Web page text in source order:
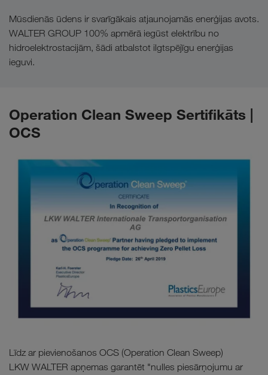
Mūsdienās ūdens ir svarīgākais atjaunojamās enerģijas avots.
WALTER GROUP 100% apmērā iegūst elektrību no
hidroelektrostacijām, šādi atbalstot ilgtspējīgu enerģijas
ieguvi.
Operation Clean Sweep Sertifikāts |
OCS
Līdz ar pievienošanos OCS (Operation Clean Sweep)
LKW WALTER apņemas garantēt "nulles piesārņojumu ar